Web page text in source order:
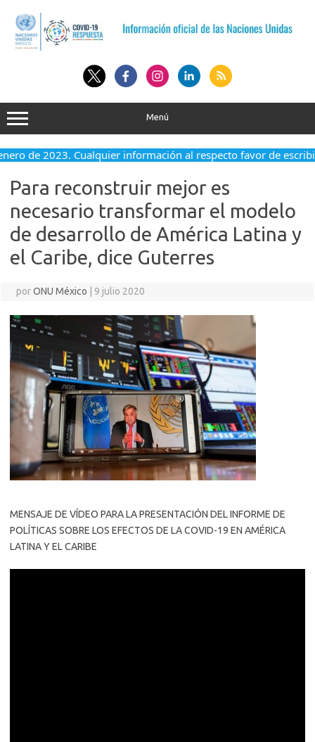
contenido
Menú
de 2023. Cualquier información al respecto favor de escribir
Para reconstruir mejor es
necesario transformar el modelo
de desarrollo de América Latina y
el Caribe, dice Guterres
porONU México 9 julio 2020
MENSAJE DE VÍDEO PARA LA PRESENTACIÓN DEL INFORME DE
POLÍTICAS SOBRE LOS EFECTOS DE LA COVID-19 EN AMÉRICA
LATINA Y EL CARIBE